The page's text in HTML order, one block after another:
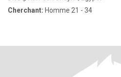
Cherchant: Homme 21 - 34